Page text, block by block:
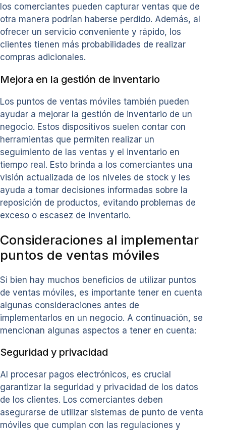
los comerciantes pueden capturar ventas que de
otra manera podrían haberse perdido. Además, al
ofrecer un servicio conveniente y rápido, los
clientes tienen más probabilidades de realizar
compras adicionales.
Mejora en la gestión de inventario
Los puntos de ventas móviles también pueden
ayudar a mejorar la gestión de inventario de un
negocio. Estos dispositivos suelen contar con
herramientas que permiten realizar un
seguimiento de las ventas y el inventario en
tiempo real. Esto brinda a los comerciantes una
visión actualizada de los niveles de stock y les
ayuda a tomar decisiones informadas sobre la
reposición de productos, evitando problemas de
exceso o escasez de inventario.
Consideraciones al implementar
puntos de ventas móviles
Si bien hay muchos beneficios de utilizar puntos
de ventas móviles, es importante tener en cuenta
algunas consideraciones antes de
implementarlos en un negocio. A continuación, se
mencionan algunas aspectos a tener en cuenta:
Seguridad y privacidad
Al procesar pagos electrónicos, es crucial
garantizar la seguridad y privacidad de los datos
de los clientes. Los comerciantes deben
asegurarse de utilizar sistemas de punto de venta
móviles que cumplan con las regulaciones y